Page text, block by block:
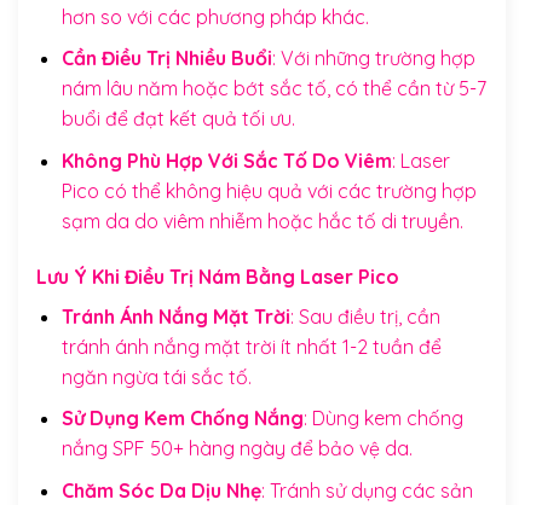
hơn so với các phương pháp khác.
Cần Điều Trị Nhiều Buổi: Với những trường hợp
nám lâu năm hoặc bớt sắc tố, có thể cần từ 5-7
buổi để đạt kết quả tối ưu.
Không Phù Hợp Với Sắc Tố Do Viêm: Laser
Pico có thể không hiệu quả với các trường hợp
sạm da do viêm nhiễm hoặc hắc tố di truyền.
Lưu Ý Khi Điều Trị Nám Bằng Laser Pico
Tránh Ánh Nắng Mặt Trời: Sau điều trị, cần
tránh ánh nắng mặt trời ít nhất 1-2 tuần để
ngăn ngừa tái sắc tố.
Sử Dụng Kem Chống Nắng: Dùng kem chống
nắng SPF 50+ hàng ngày để bảo vệ da.
Chăm Sóc Da Dịu Nhẹ: Tránh sử dụng các sản